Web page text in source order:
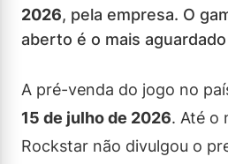
2026, pela empresa. O
aberto é o mais
A pré-venda do jogo no
15 de julho de 2026. Até o
Rockstar não divulgou o